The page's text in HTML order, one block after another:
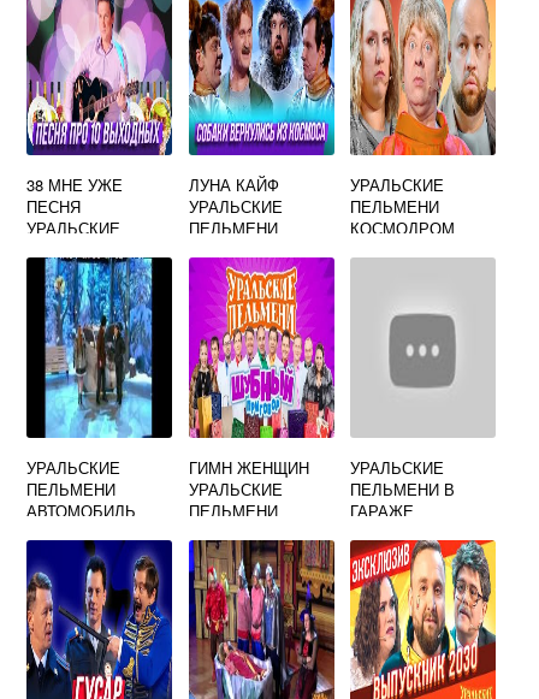
38 МНЕ УЖЕ
ПЕСНЯ
УРАЛЬСКИЕ
ЛУНА КАЙФ
УРАЛЬСКИЕ
ПЕЛЬМЕНИ
УРАЛЬСКИЕ
ПЕЛЬМЕНИ
КОСМОДРОМ
УРАЛЬСКИЕ
ПЕЛЬМЕНИ
АВТОМОБИЛЬ
ГИМН ЖЕНЩИН
УРАЛЬСКИЕ
ПЕЛЬМЕНИ
УРАЛЬСКИЕ
ПЕЛЬМЕНИ В
ГАРАЖЕ